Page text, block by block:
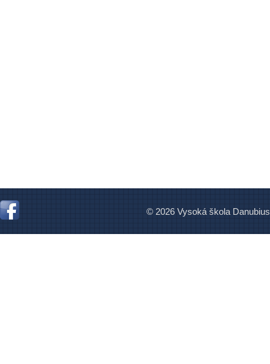
© 2026 Vysoká škola Danubius